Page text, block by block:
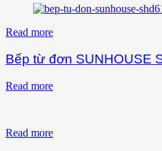
Read more
Bếp từ đơn SUNHOUSE
Read more
Read more